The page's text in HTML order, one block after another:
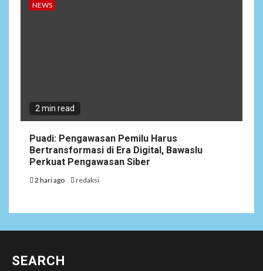
NEWS
2 min read
Puadi: Pengawasan Pemilu Harus
Bertransformasi di Era Digital, Bawaslu
Perkuat Pengawasan Siber
2 hari ago redaksi
SEARCH